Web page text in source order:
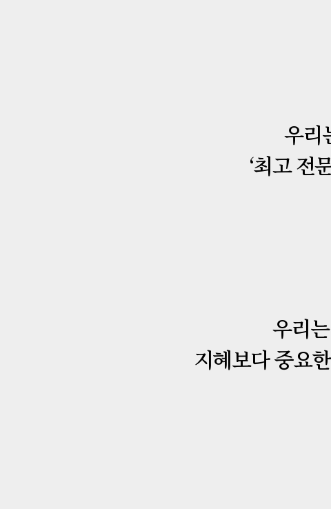
우리
‘최고 전
우리
지혜보다 중요